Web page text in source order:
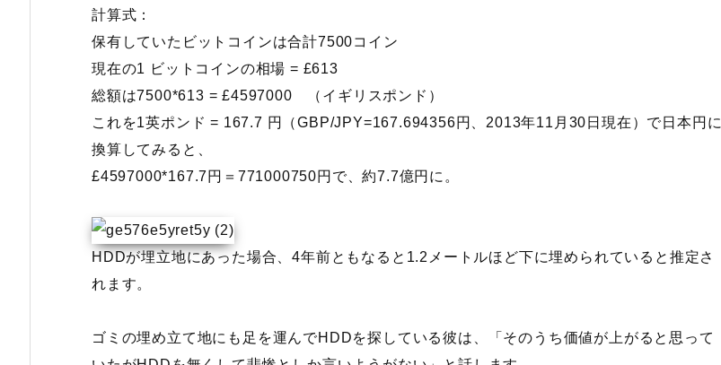
計算式：
保有していたビットコインは合計7500コイン
現在の1 ビットコインの相場 = £613
総額は7500*613 = £4597000 （イギリスポンド）
これを1英ポンド = 167.7 円（GBP/JPY=167.694356円、2013年11月30日現在）で日本円に
換算してみると、
£4597000*167.7円＝771000750円で、約7.7億円に。
HDDが埋立地にあった場合、4年前ともなると1.2メートルほど下に埋められていると推定さ
れます。
ゴミの埋め立て地にも足を運んでHDDを探している彼は、「そのうち価値が上がると思って